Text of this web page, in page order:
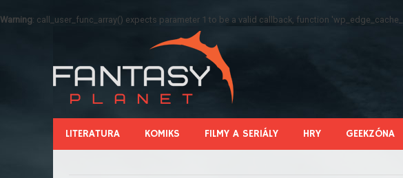
Warning: call_user_func_array() expects parameter 1 to be a valid callback, function
LITERATURA KOMIKS FILMY A SERIÁLY HRY GEEKZÓNA